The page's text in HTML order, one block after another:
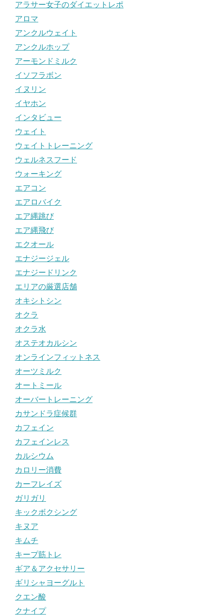
アラサー女子のダイエットレポ
アロマ
アンクルウェイト
アンクルホップ
アーモンドミルク
イソフラボン
イヌリン
イヤホン
インタビュー
ウェイト
ウェイトトレーニング
ウェルネスフード
ウォーキング
エアコン
エアロバイク
エア縄跳び
エア縄飛び
エクオール
エナジージェル
エナジードリンク
エリアの厳選店舗
オキシトシン
オクラ
オクラ水
オステオカルシン
オンラインフィットネス
オーツミルク
オートミール
オーバートレーニング
カサンドラ症候群
カフェイン
カフェインレス
カルシウム
カロリー消費
カーフレイズ
ガリガリ
キックボクシング
キヌア
キムチ
キープ筋トレ
ギア＆アクセサリー
ギリシャヨーグルト
クエン酸
クナイプ